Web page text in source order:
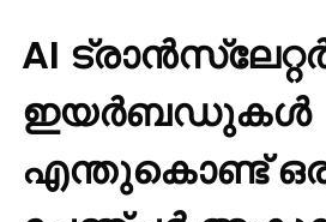
AI
ഇയർബഡുകൾ
എന്തുകൊണ്ട്